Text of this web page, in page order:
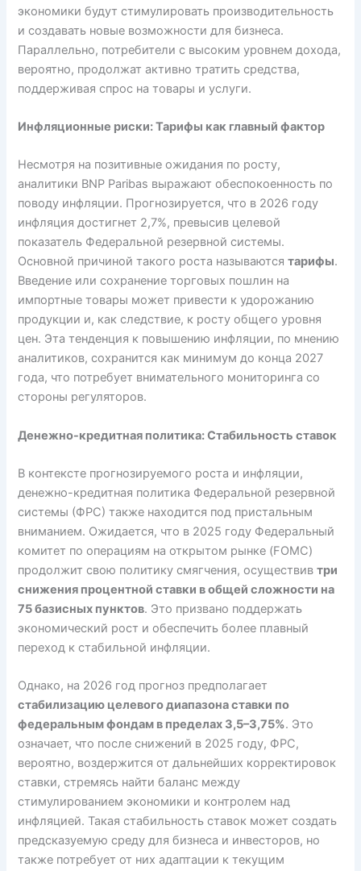
экономики будут стимулировать производительность
и создавать новые возможности для бизнеса.
Параллельно, потребители с высоким уровнем дохода,
вероятно, продолжат активно тратить средства,
поддерживая спрос на товары и услуги.
Инфляционные риски: Тарифы как главный фактор
Несмотря на позитивные ожидания по росту,
аналитики BNP Paribas выражают обеспокоенность по
поводу инфляции. Прогнозируется, что в 2026 году
инфляция достигнет 2,7%, превысив целевой
показатель Федеральной резервной системы.
Основной причиной такого роста называютсятарифы.
Введение или сохранение торговых пошлин на
импортные товары может привести к удорожанию
продукции и, как следствие, к росту общего уровня
цен. Эта тенденция к повышению инфляции, по мнению
аналитиков, сохранится как минимум до конца 2027
года, что потребует внимательного мониторинга со
стороны регуляторов.
Денежно-кредитная политика: Стабильность ставок
В контексте прогнозируемого роста и инфляции,
денежно-кредитная политика Федеральной резервной
системы (ФРС) также находится под пристальным
вниманием. Ожидается, что в 2025 году Федеральный
комитет по операциям на открытом рынке (FOMC)
продолжит свою политику смягчения, осуществивтри
снижения процентной ставки в общей сложности на
75 базисных пунктов. Это призвано поддержать
экономический рост и обеспечить более плавный
переход к стабильной инфляции.
Однако, на 2026 год прогноз предполагает
стабилизацию целевого диапазона ставки по
федеральным фондам в пределах 3,5–3,75%. Это
означает, что после снижений в 2025 году, ФРС,
вероятно, воздержится от дальнейших корректировок
ставки, стремясь найти баланс между
стимулированием экономики и контролем над
инфляцией. Такая стабильность ставок может создать
предсказуемую среду для бизнеса и инвесторов, но
также потребует от них адаптации к текущим